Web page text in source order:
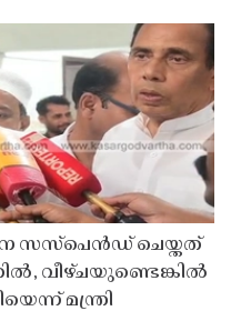
സസ്‌പെൻഡ് ചെയ്തത്
വീഴ്ചയുണ്ടെങ്കിൽ
മന്ത്രി